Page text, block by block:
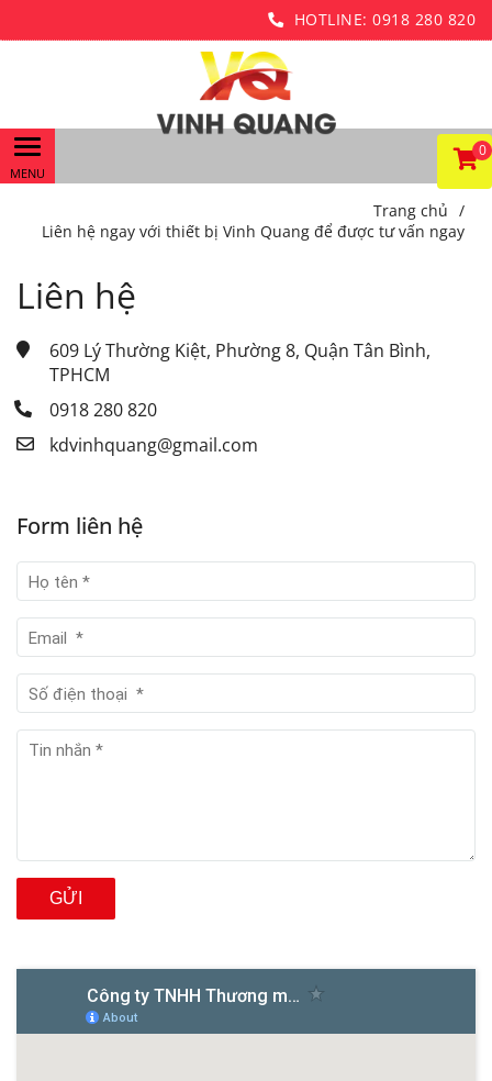
HOTLINE: 0918 280 820
0
Trang chủ /
Liên hệ ngay với thiết bị Vinh Quang để được tư vấn ngay
Liên hệ
609 Lý Thường Kiệt, Phường 8, Quận Tân Bình,
TPHCM
0918 280 820
kdvinhquang@gmail.com
Form liên hệ
GỬI